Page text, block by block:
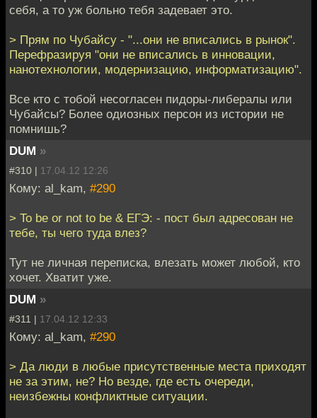
себя, а то уж больно тебя задевает это.
> Прям по Чубайсу - "...они не вписались в рынок".
Перефразируя "они не вписались в инновации,
нанотехнологии, модернизацию, информатизацию".
Все кто с тобой несогласен пидоры-либералы или
Чубайсы? Более одиозных персон из истории не
помнишь?
DUM »
#310 | 17.04.12 12:26
Кому: al_kam, #290
> To be or not to be & ЕГЭ: - пост был адресован не
тебе, ты чего туда влез?
Тут не личная переписка, влезать может любой, кто
хочет. Хватит уже.
DUM »
#311 | 17.04.12 12:33
Кому: al_kam, #290
> Да люди в любые присутственные места приходят
не за этим, не? Но везде, где есть очереди,
неизбежны конфликтные ситуации.